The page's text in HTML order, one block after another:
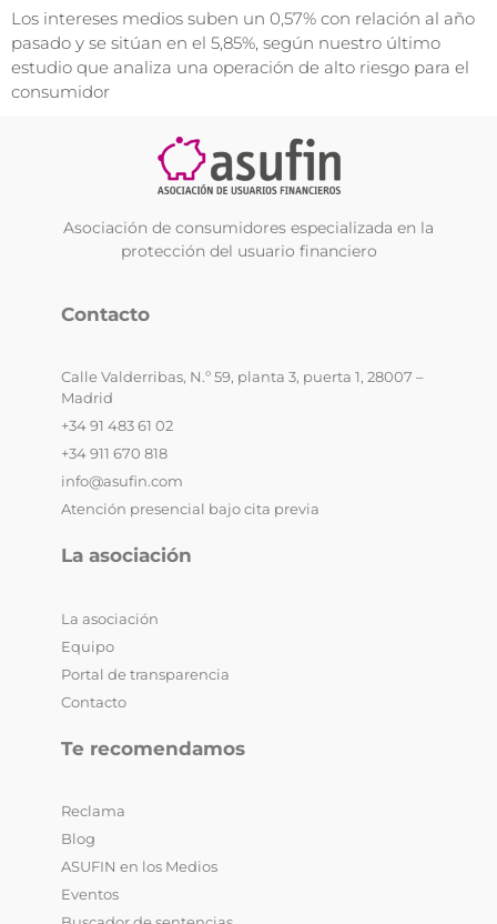
Los intereses medios suben un 0,57% con relación al año
pasado y se sitúan en el 5,85%, según nuestro último
estudio que analiza una operación de alto riesgo para el
consumidor
Asociación de consumidores especializada en la
protección del usuario financiero
Contacto
Calle Valderribas, N.º 59, planta 3, puerta 1, 28007 –
Madrid
+34 91 483 61 02
+34 911 670 818
info@asufin.com
Atención presencial bajo cita previa
La asociación
La asociación
Equipo
Portal de transparencia
Contacto
Te recomendamos
Reclama
Blog
ASUFIN en los Medios
Eventos